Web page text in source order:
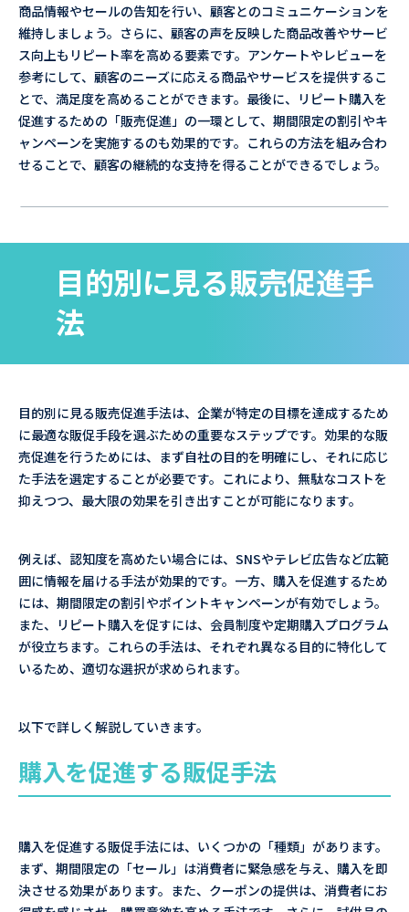
商品情報やセールの告知を行い、顧客とのコミュニケーションを
維持しましょう。さらに、顧客の声を反映した商品改善やサービ
ス向上もリピート率を高める要素です。アンケートやレビューを
参考にして、顧客のニーズに応える商品やサービスを提供するこ
とで、満足度を高めることができます。最後に、リピート購入を
促進するための「販売促進」の一環として、期間限定の割引やキ
ャンペーンを実施するのも効果的です。これらの方法を組み合わ
せることで、顧客の継続的な支持を得ることができるでしょう。
目的別に見る販売促進手
法
目的別に見る販売促進手法は、企業が特定の目標を達成するため
に最適な販促手段を選ぶための重要なステップです。効果的な販
売促進を行うためには、まず自社の目的を明確にし、それに応じ
た手法を選定することが必要です。これにより、無駄なコストを
抑えつつ、最大限の効果を引き出すことが可能になります。
例えば、認知度を高めたい場合には、SNSやテレビ広告など広範
囲に情報を届ける手法が効果的です。一方、購入を促進するため
には、期間限定の割引やポイントキャンペーンが有効でしょう。
また、リピート購入を促すには、会員制度や定期購入プログラム
が役立ちます。これらの手法は、それぞれ異なる目的に特化して
いるため、適切な選択が求められます。
以下で詳しく解説していきます。
購入を促進する販促手法
購入を促進する販促手法には、いくつかの「種類」があります。
まず、期間限定の「セール」は消費者に緊急感を与え、購入を即
決させる効果があります。また、クーポンの提供は、消費者にお